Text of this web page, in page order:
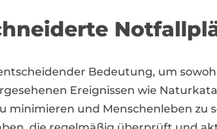
Bedeutung, um
Ereignissen wie
minimieren und Menschenleben